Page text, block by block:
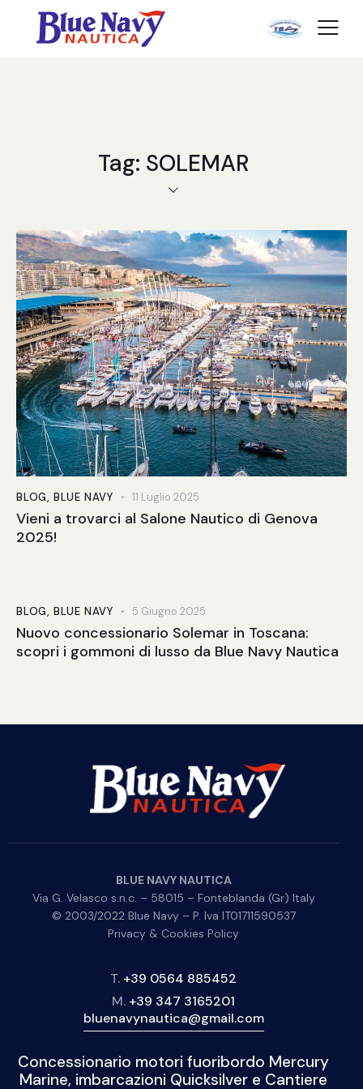
Tag: SOLEMAR
BLOG, BLUE NAVY 11 Luglio 2025
Vieni a trovarci al Salone Nautico di Genova
2025!
BLOG, BLUE NAVY 5 Giugno 2025
Nuovo concessionario Solemar in Toscana:
scopri i gommoni di lusso da Blue Navy Nautica
BLUE NAVY NAUTICA
Via G. Velasco s.n.c. – 58015 – Fonteblanda (Gr) Italy
© 2003/2022 Blue Navy – P. Iva IT01711590537
Privacy & Cookies Policy
T. +39 0564 885452
M. +39 347 3165201
bluenavynautica@gmail.com
Concessionario motori fuoribordo Mercury
Marine, imbarcazioni Quicksilver e Cantiere